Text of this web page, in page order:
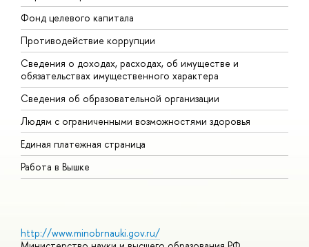
Фонд целевого капитала
Противодействие коррупции
Сведения о доходах, расходах, об имуществе и
обязательствах имущественного характера
Сведения об образовательной организации
Людям с ограниченными возможностями здоровья
Единая платежная страница
Работа в Вышке
http://www.minobrnauki.gov.ru/